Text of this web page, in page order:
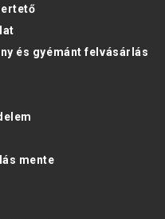
és gyémánt felvásárlás
mente